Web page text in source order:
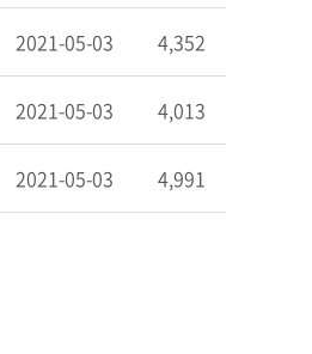
2021-05-03 4,352
2021-05-03 4,013
2021-05-03 4,991